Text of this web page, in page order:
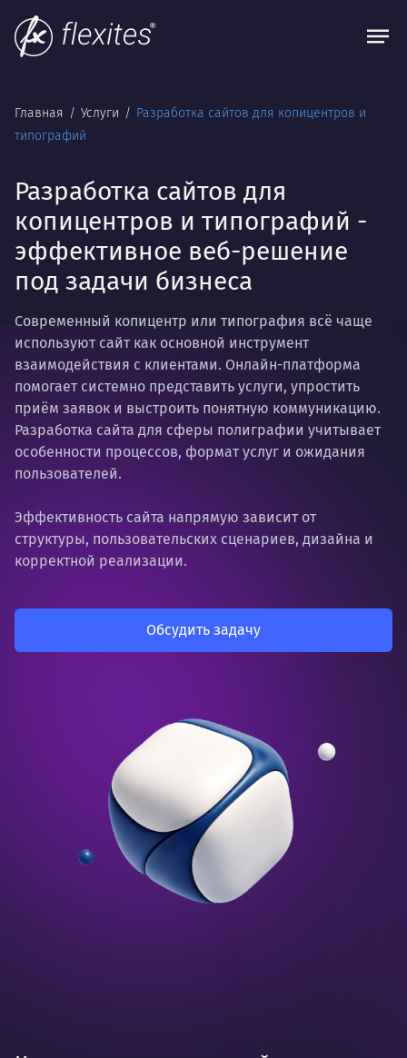
Главная Услуги
Разработка сайтов для копицентров и
типографий
Разработка сайтов для
копицентров и типографий -
эффективное веб-решение
под задачи бизнеса
Современный копицентр или типография всё чаще
используют сайт как основной инструмент
взаимодействия с клиентами. Онлайн-платформа
помогает системно представить услуги, упростить
приём заявок и выстроить понятную коммуникацию.
Разработка сайта для сферы полиграфии учитывает
особенности процессов, формат услуг и ожидания
пользователей.
Эффективность сайта напрямую зависит от
структуры, пользовательских сценариев, дизайна и
корректной реализации.
Обсудить задачу